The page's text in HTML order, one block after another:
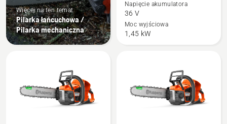
Więcej na ten temat
Pilarka łańcuchowa /
Pilarka mechaniczna
535i
XP®
Napięcie akumulatora
36 V
Moc wyjściowa
1,45 kW